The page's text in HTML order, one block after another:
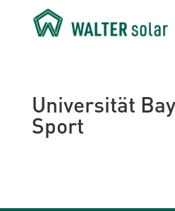
Universität
Sport